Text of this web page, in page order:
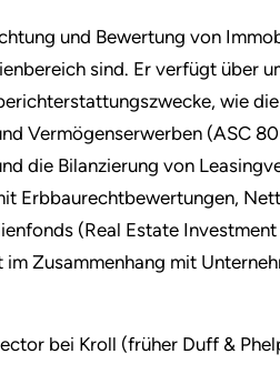
und Bewertung von
sind. Er verfügt über
wie
Vermögenserwerben (ASC
die Bilanzierung von
Erbbaurechtbewertungen,
(Real Estate Investment
im Zusammenhang mit
bei Kroll (früher Duff &